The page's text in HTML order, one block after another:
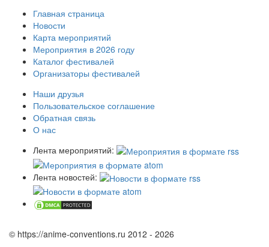
Главная страница
Новости
Карта мероприятий
Мероприятия в 2026 году
Каталог фестивалей
Организаторы фестивалей
Наши друзья
Пользовательское соглашение
Обратная связь
О нас
Лента мероприятий:
Лента новостей:
© https://anime-conventions.ru 2012 - 2026